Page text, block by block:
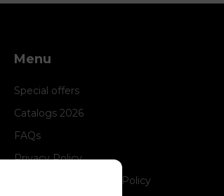
Menu
Special offers
Catalogs 2026
FAQs
Privacy Policy
Cookie Management Policy